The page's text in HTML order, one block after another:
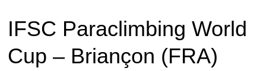
IFSC Paraclimbing World
Cup – Briançon (FRA)